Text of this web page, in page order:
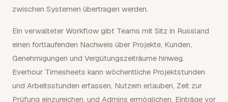
zwischen Systemen übertragen werden.
Ein verwalteter Workflow gibt Teams mit Sitz in Russland
einen fortlaufenden Nachweis über Projekte, Kunden,
Genehmigungen und Vergütungszeiträume hinweg.
Everhour Timesheets kann wöchentliche Projektstunden
und Arbeitsstunden erfassen, Nutzern erlauben, Zeit zur
Prüfung einzureichen, und Admins ermöglichen, Einträge vor